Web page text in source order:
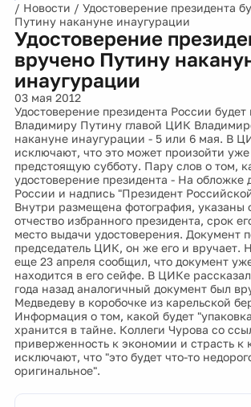
/ Новости / Удостоверение президента
Путину накануне инаугурации
Удостоверение
вручено Путину
инаугурации
03 мая 2012
Удостоверение президента России будет
Владимиру Путину главой ЦИК
накануне инаугурации - 5 или 6 мая. В
исключают, что это может произойти уже
предстоящую субботу. Пару слов о том,
удостоверение президента - На обложке
России и надпись "Президент
Внутри размещена фотография, указаны
отчество избранного президента, срок
место выдачи удостоверения. Документ
председатель ЦИК, он же его и вручает.
еще 23 апреля сообщил, что документ
находится в его сейфе. В ЦИКе
года назад аналогичный документ был
Медведеву в коробочке из карельской
Информация о том, какой будет
хранится в тайне. Коллеги Чурова со
приверженность к экономии и страсть к
исключают, что "это будет что-то
оригинальное".